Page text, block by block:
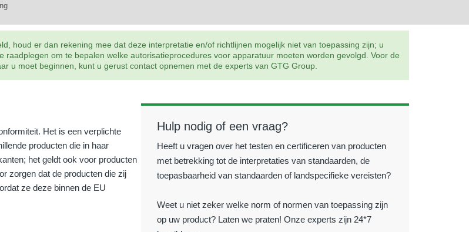
houd er dan rekening mee dat deze interpretatie en/of richtlijnen mogelijk niet van toepassing zijn; u
om te bepalen welke autorisatieprocedures voor apparatuur moeten worden gevolgd. Voor de
u moet beginnen, kunt u gerust contact opnemen met de experts van GTG Group.
Het is een verplichte
producten die in haar
het geldt ook voor producten
zorgen dat de producten die zij
ze deze binnen de EU
Hulp nodig of een vraag?
Heeft u vragen over het testen en certificeren van producten
met betrekking tot de interpretaties van standaarden, de
toepasbaarheid van standaarden of landspecifieke vereisten?
Weet u niet zeker welke norm of normen van toepassing zijn
op uw product? Laten we praten! Onze experts zijn 24*7